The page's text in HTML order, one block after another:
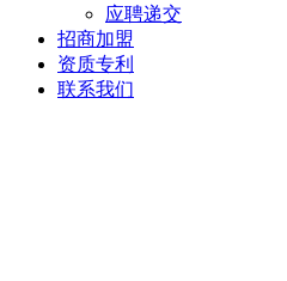
应聘递交
招商加盟
资质专利
联系我们